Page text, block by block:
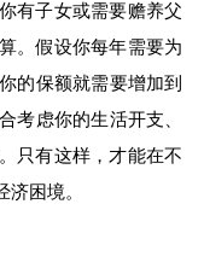
有子女或需要赡养父
。假设你每年需要为
的保额就需要增加到
考虑你的生活开支、
只有这样，才能在不
困境。